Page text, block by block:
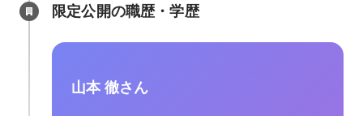
限定公開の職歴・学歴
山本 徹さん